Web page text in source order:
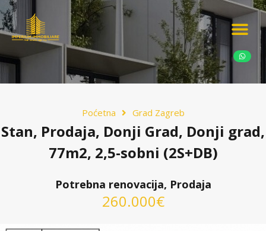
Poćetna Grad Zagreb
Stan, Prodaja, Donji Grad, Donji grad,
77m2, 2,5-sobni (2S+DB)
Potrebna renovacija, Prodaja
260.000€